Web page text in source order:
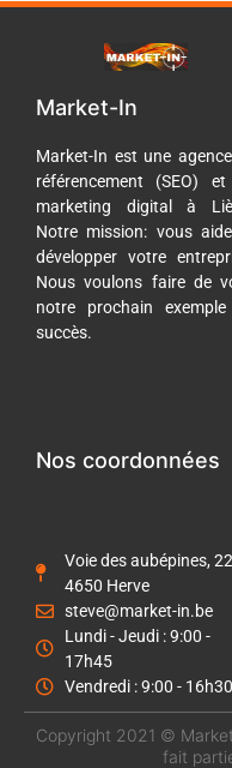
Market-In
Market-In est une
référencement (SEO)
marketing digital à
Notre mission: vous
développer votre
Nous voulons faire de
notre prochain
succès.
Nos coordonnées
Voie des aubépines,
4650 Herve
steve@market-in.be
Lundi - Jeudi : 9:00 -
17h45
Vendredi : 9:00 - 16h30
Copyright 2021 ©
fait